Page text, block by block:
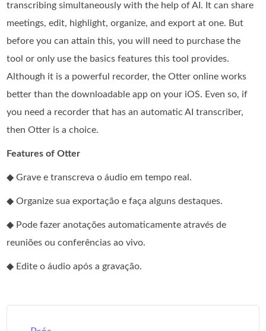
transcribing simultaneously with the help of AI. It can share
meetings, edit, highlight, organize, and export at one. But
before you can attain this, you will need to purchase the
tool or only use the basics features this tool provides.
Although it is a powerful recorder, the Otter online works
better than the downloadable app on your iOS. Even so, if
you need a recorder that has an automatic AI transcriber,
then Otter is a choice.
Features of Otter
◆ Grave e transcreva o áudio em tempo real.
◆ Organize sua exportação e faça alguns destaques.
◆ Pode fazer anotações automaticamente através de
reuniões ou conferências ao vivo.
◆ Edite o áudio após a gravação.